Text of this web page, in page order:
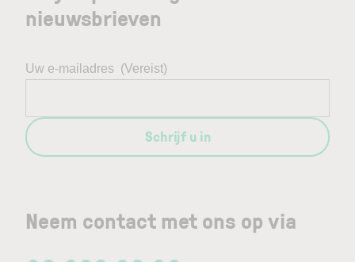
Neem contact met ons op via
nieuwsbrieven
Uw e-mailadres (Vereist)
Schrijf u in